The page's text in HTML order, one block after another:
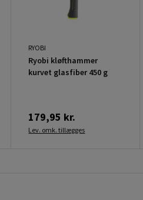
RYOBI
Ryobi kløfthammer
kurvet glasfiber 450 g
179,95 kr.
Lev. omk. tillægges